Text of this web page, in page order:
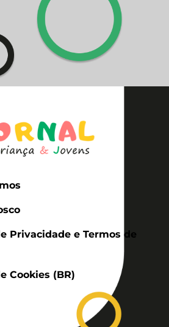
Privacidade e Termos de
Cookies (BR)